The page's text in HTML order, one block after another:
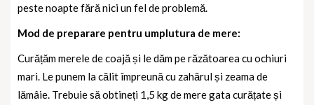
peste noapte fără nici un fel de problemă.
Mod de preparare pentru umplutura de mere:
Curățăm merele de coajă și le dăm pe răzătoarea cu ochiuri
mari. Le punem la călit împreună cu zahărul și zeama de
lămâie. Trebuie să obtineți 1,5 kg de mere gata curățate și